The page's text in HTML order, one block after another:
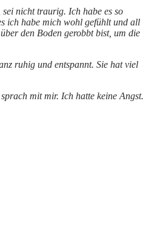
nicht traurig. Ich habe es so
ich habe mich wohl gefühlt und all
den Boden gerobbt bist, um die
ruhig und entspannt. Sie hat viel
mit mir. Ich hatte keine Angst.